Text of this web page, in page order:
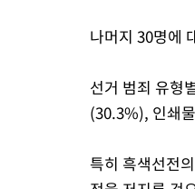
나머지 30명에
선거 범죄 유형
(30.3%), 인쇄
특히 흑색선전